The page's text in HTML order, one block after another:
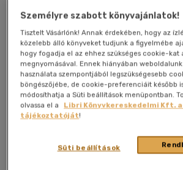
Kívánságlistához adom
Személyre szabott könyvajánlatok!
Tisztelt Vásárlónk! Annak érdekében, hogy az
közelebb álló könyveket tudjunk a figyelmébe
hogy fogadja el az ehhez szükséges cookie-kat
megnyomásával. Ennek hiányában
használata szempontjából legszükségesebb
böngészőjébe, de cookie-preferenciáit később
módosíthatja a Süti beállítások menüpontban.
olvassa el a
Libri Könyvkereskedelmi Kft.
tájékoztatóját!
Süti beállítások